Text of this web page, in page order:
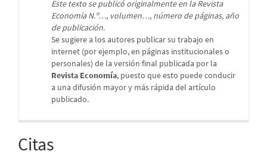
Este texto se publicó originalmente en la Revista
Economía N.º…, volumen…, número de páginas, año
de publicación.
Se sugiere a los autores publicar su trabajo en
internet (por ejemplo, en páginas institucionales o
personales) de la versión final publicada por la
Revista Economía, puesto que esto puede conducir
a una difusión mayor y más rápida del artículo
publicado.
Citas